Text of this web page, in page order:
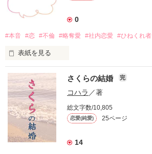
0
#本音 #恋 #不倫 #略奪愛 #社内恋愛 #ひねくれ者
表紙を見る
恋愛に関するエッセイ
作品を読む
さくらの結婚 完
コハラ ／著
総文字数/10,805
恋愛(純愛) 25ページ
14